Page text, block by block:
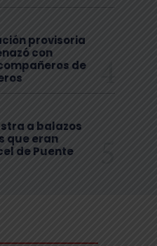
provisoria
con
de
a balazos
que eran
de Puente